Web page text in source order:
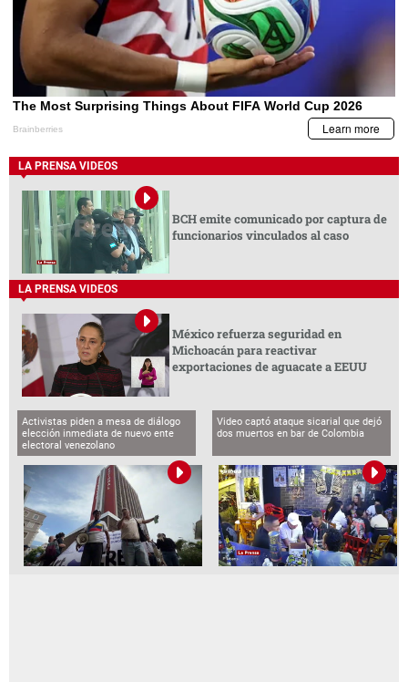
LA PRENSA VIDEOS
BCH emite comunicado por captura de
funcionarios vinculados al caso
LA PRENSA VIDEOS
México refuerza seguridad en
Michoacán para reactivar
exportaciones de aguacate a EEUU
Activistas piden a mesa de diálogo
elección inmediata de nuevo ente
electoral venezolano
Video captó ataque sicarial que dejó
dos muertos en bar de Colombia